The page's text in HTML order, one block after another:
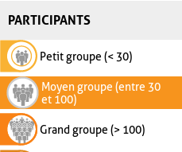
PARTICIPANTS
Petit groupe (< 30)
Moyen groupe (entre 30
et 100)
Grand groupe (> 100)